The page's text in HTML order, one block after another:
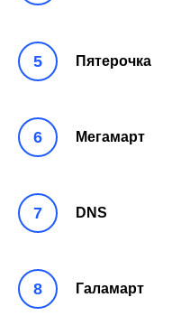
Пятерочка
Мегамарт
DNS
Галамарт